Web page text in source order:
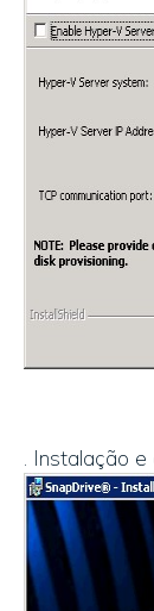
. Instalação